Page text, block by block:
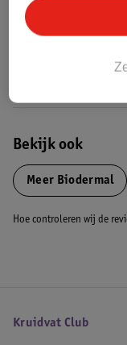
Bekijk ook
Meer Biodermal
Hoe controleren wij de
Kruidvat Club